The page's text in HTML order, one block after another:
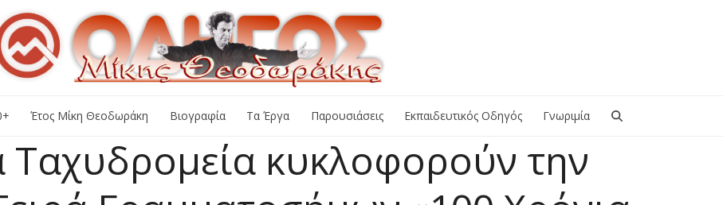
Έτος Μίκη Θεοδωράκη Βιογραφία Τα Έργα Παρουσιάσεις Εκπαιδευτικός Οδηγός Γνωριμία
Ταχυδρομεία κυκλοφορούν την